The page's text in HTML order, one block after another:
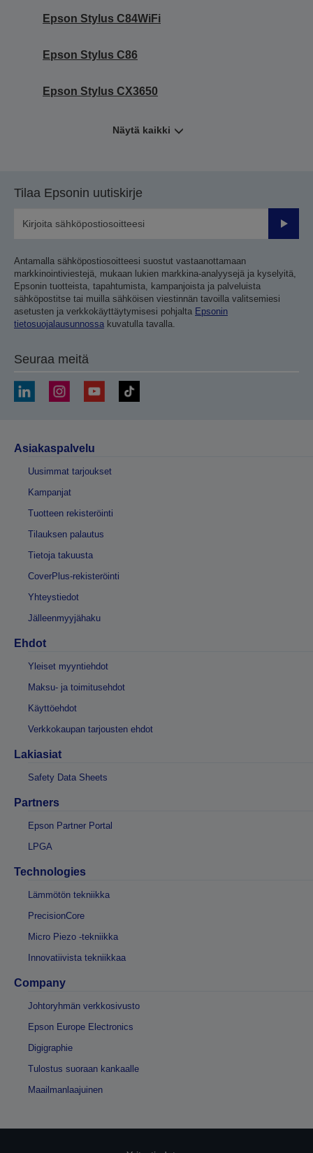
Epson Stylus C84WiFi
Epson Stylus C86
Epson Stylus CX3650
Näytä kaikki
Tilaa Epsonin uutiskirje
Lähetä
Antamalla sähköpostiosoitteesi suostut vastaanottamaan
markkinointiviestejä, mukaan lukien markkina-analyysejä ja kyselyitä,
Epsonin tuotteista, tapahtumista, kampanjoista ja palveluista
sähköpostitse tai muilla sähköisen viestinnän tavoilla valitsemiesi
asetusten ja verkkokäyttäytymisesi pohjalta Epsonin
tietosuojalausunnossa kuvatulla tavalla.
Seuraa meitä
Asiakaspalvelu
Uusimmat tarjoukset
Kampanjat
Tuotteen rekisteröinti
Tilauksen palautus
Tietoja takuusta
CoverPlus-rekisteröinti
Yhteystiedot
Jälleenmyyjähaku
Ehdot
Yleiset myyntiehdot
Maksu- ja toimitusehdot
Käyttöehdot
Verkkokaupan tarjousten ehdot
Lakiasiat
Safety Data Sheets
Partners
Epson Partner Portal
LPGA
Technologies
Lämmötön tekniikka
PrecisionCore
Micro Piezo -tekniikka
Innovatiivista tekniikkaa
Company
Johtoryhmän verkkosivusto
Epson Europe Electronics
Digigraphie
Tulostus suoraan kankaalle
Maailmanlaajuinen